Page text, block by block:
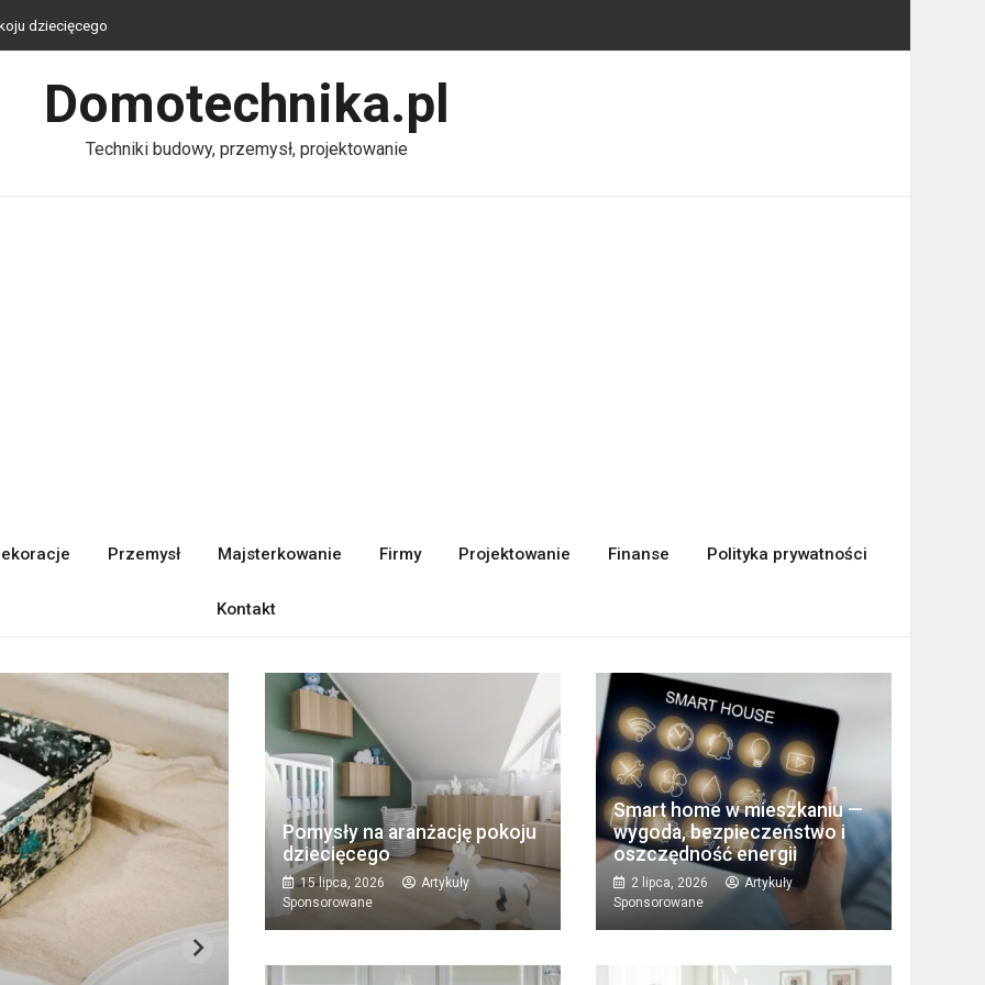
połączyć klimat z funkcjonalnością?
tanio, praktycznie i stylowo?
Domotechnika.pl
Techniki budowy, przemysł, projektowanie
Przemysł Majsterkowanie Firmy Projektowanie Finanse Polityka prywatności
Kontakt
Pomysły na aranżację pokoju
dziecięcego
15 lipca, 2026
Artykuły
Sponsorowane
Smart home w mieszkaniu —
wygoda, bezpieczeństwo i
oszczędność energii
2 lipca, 2026
Artykuły
Sponsorowane